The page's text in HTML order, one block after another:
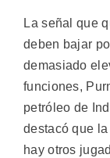
La señal que
deben bajar
demasiado
funciones,
petróleo de
destacó que
hay otros